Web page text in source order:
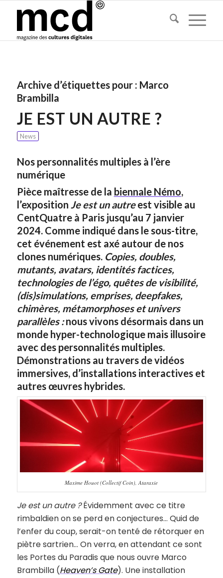
Archive d’étiquettes pour : Marco
Brambilla
JE EST UN AUTRE ?
News
Nos personnalités multiples à l’ère
numérique
Pièce maîtresse de la biennale Némo,
l’exposition Je est un autreest visible au
CentQuatre à Paris jusqu’au 7 janvier
2024. Comme indiqué dans le sous-titre,
cet événement est axé autour de nos
clones numériques. Copies, doubles,
mutants, avatars, identités factices,
technologies de l’égo, quêtes de visibilité,
(dis)simulations, emprises, deepfakes,
chimères, métamorphoses et univers
parallèles :nous vivons désormais dans un
monde hyper-technologique mais illusoire
avec des personnalités multiples.
Démonstrations au travers de vidéos
immersives, d’installations interactives et
autres œuvres hybrides.
Maxime Houot (Collectif Coin), Ataraxie
Je est un autre ?Évidemment avec ce titre
rimbaldien on se perd en conjectures… Quid de
l’enfer du coup, serait-on tenté de rétorquer en
piètre sartrien… On verra, en attendant ce sont
les Portes du Paradis que nous ouvre Marco
Brambilla (Heaven’s Gate). Une installation